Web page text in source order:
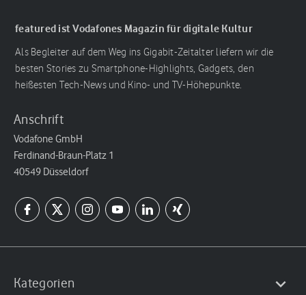
featured ist Vodafones Magazin für digitale Kultur
Als Begleiter auf dem Weg ins Gigabit-Zeitalter liefern wir die
besten Stories zu Smartphone-Highlights, Gadgets, den
heißesten Tech-News und Kino- und TV-Höhepunkte.
Anschrift
Vodafone GmbH
Ferdinand-Braun-Platz 1
40549 Düsseldorf
Kategorien